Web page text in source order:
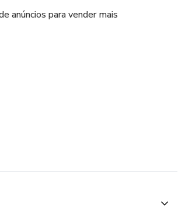
anúncios para vender mais
acesse esses 3 Superpoderes!